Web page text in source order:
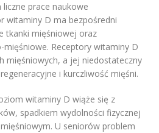
prace naukowe
witaminy D ma bezpośredni
tkanki mięśniowej oraz
Receptory witaminy D
mięśniowych, a jej niedostateczny
i kurczliwość mięśni.
witaminy D wiąże się z
spadkiem wydolności fizycznej
U seniorów problem